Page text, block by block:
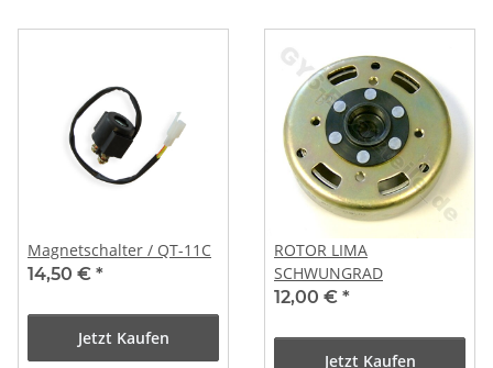
Magnetschalter / QT-11C
14,50 € *
Jetzt Kaufen
ROTOR LIMA
SCHWUNGRAD
12,00 € *
Jetzt Kaufen